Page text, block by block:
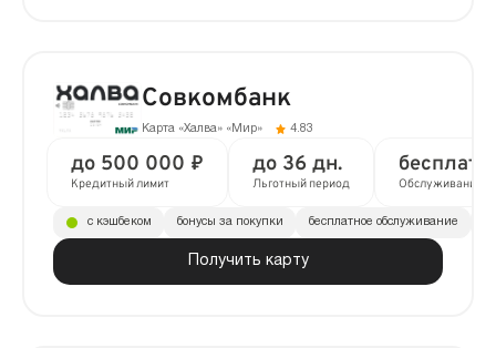
Совкомбанк
Карта «Халва» «Мир» 4.83
до 500 000 ₽
Кредитный лимит
до 36 дн.
Льготный период Обслуживание
Получить карту
с кэшбеком бонусы за покупки бесплатное обслуживание